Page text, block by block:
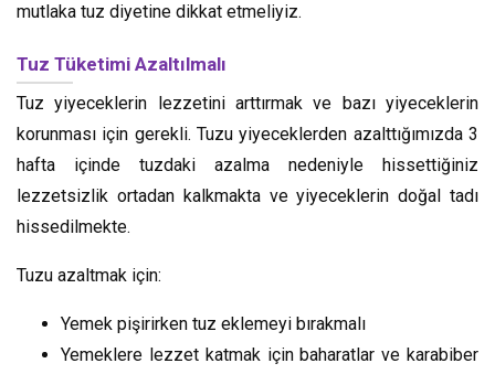
mutlaka tuz diyetine dikkat etmeliyiz.
Tuz Tüketimi Azaltılmalı
Tuz yiyeceklerin lezzetini arttırmak ve bazı yiyeceklerin
korunması için gerekli. Tuzu yiyeceklerden azalttığımızda 3
hafta içinde tuzdaki azalma nedeniyle hissettiğiniz
lezzetsizlik ortadan kalkmakta ve yiyeceklerin doğal tadı
hissedilmekte.
Tuzu azaltmak için:
Yemek pişirirken tuz eklemeyi bırakmalı
Yemeklere lezzet katmak için baharatlar ve karabiber